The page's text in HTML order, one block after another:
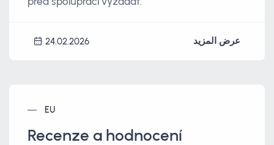
24.02.2026 عرض المزيد
EU
Recenze a hodnocení